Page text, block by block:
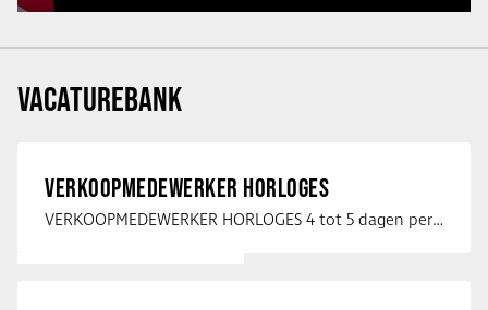
VACATUREBANK
VERKOOPMEDEWERKER HORLOGES
VERKOOPMEDEWERKER HORLOGES 4 tot 5 dagen per week Heb jij een passie voor …